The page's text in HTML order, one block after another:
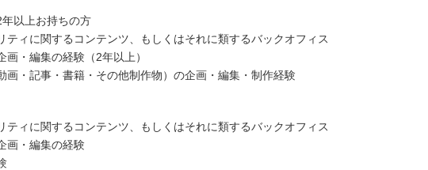
以上お持ちの方
ティに関するコンテンツ、もしくはそれに類するバックオフィス
・編集の経験（2年以上）
画・記事・書籍・その他制作物）の企画・編集・制作経験
ティに関するコンテンツ、もしくはそれに類するバックオフィス
画・編集の経験